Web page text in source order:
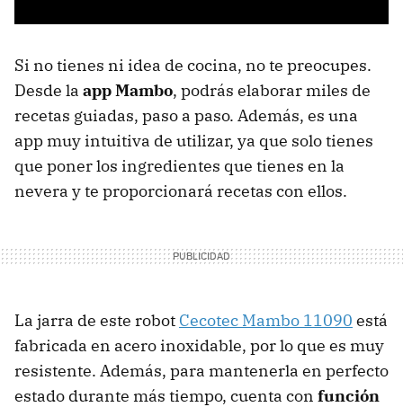
Si no tienes ni idea de cocina, no te preocupes.
Desde la app Mambo, podrás elaborar miles de
recetas guiadas, paso a paso. Además, es una
app muy intuitiva de utilizar, ya que solo tienes
que poner los ingredientes que tienes en la
nevera y te proporcionará recetas con ellos.
La jarra de este robot Cecotec Mambo 11090 está
fabricada en acero inoxidable, por lo que es muy
resistente. Además, para mantenerla en perfecto
estado durante más tiempo, cuenta con función